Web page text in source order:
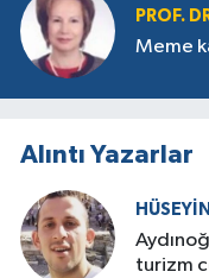
PROF.
Meme
Alıntı Yazarlar
turizm